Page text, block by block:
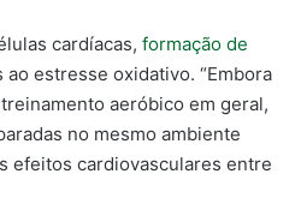
cardíacas, formação de
ao estresse oxidativo. “Embora
aeróbico em geral,
no mesmo ambiente
efeitos cardiovasculares entre